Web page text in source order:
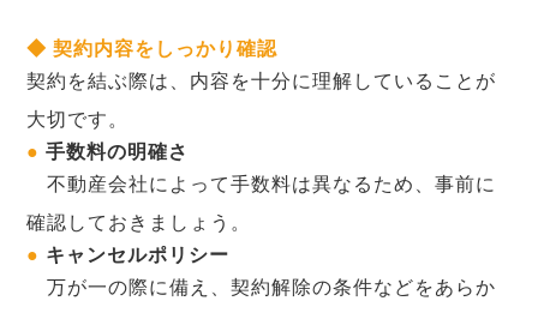
◆ 契約内容をしっかり確認
契約を結ぶ際は、内容を十分に理解していることが
大切です。
● 手数料の明確さ
不動産会社によって手数料は異なるため、事前に
確認しておきましょう。
● キャンセルポリシー
万が一の際に備え、契約解除の条件などをあらか